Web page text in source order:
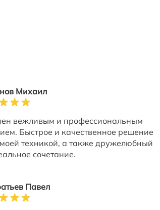
Михаил
вежливым и профессиональным
Быстрое и качественное решение
техникой, а также дружелюбный
сочетание.
Павел